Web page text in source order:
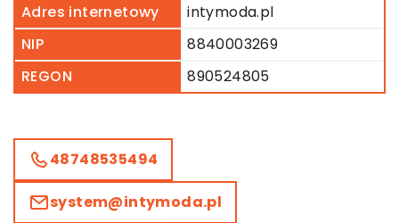
Adres internetowy
intymoda.pl
NIP
8840003269
REGON
890524805
48748535494
system@intymoda.pl